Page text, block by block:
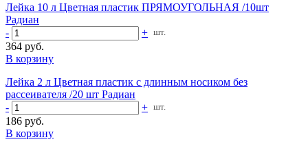
Лейка 10 л Цветная пластик ПРЯМОУГОЛЬНАЯ /10шт
Радиан
-
+ шт.
364 руб.
В корзину
Лейка 2 л Цветная пластик с длинным носиком без
рассеивателя /20 шт Радиан
-
+ шт.
186 руб.
В корзину